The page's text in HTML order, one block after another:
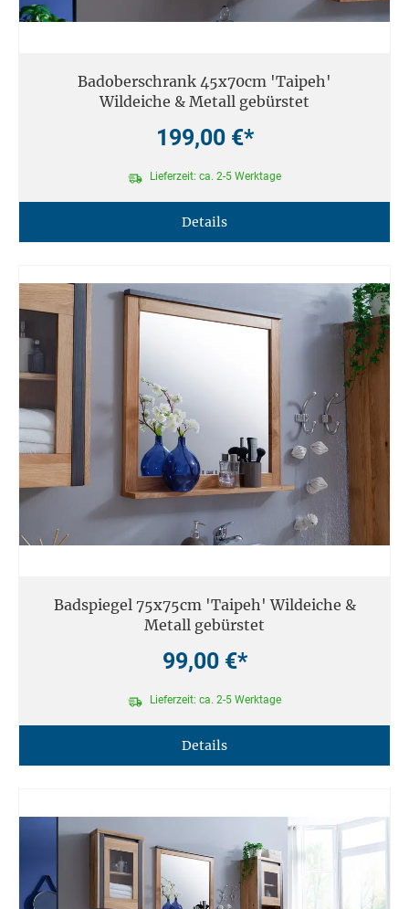
Badoberschrank 45x70cm 'Taipeh'
Wildeiche & Metall gebürstet
199,00 €*
Lieferzeit: ca. 2-5 Werktage
Details
Badspiegel 75x75cm 'Taipeh' Wildeiche &
Metall gebürstet
99,00 €*
Lieferzeit: ca. 2-5 Werktage
Details